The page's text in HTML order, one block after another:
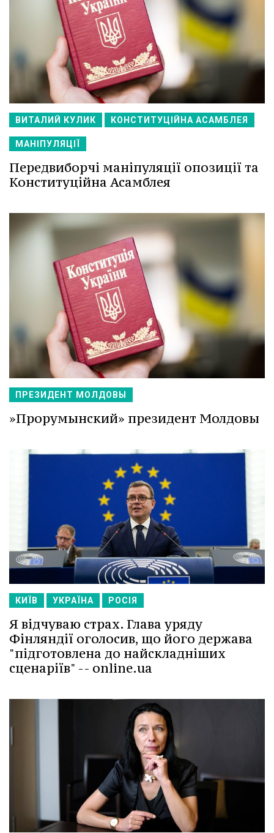
ВИТАЛИЙ КУЛИК КОНСТИТУЦІЙНА АСАМБЛЕЯ
МАНІПУЛЯЦІЇ
Передвиборчі маніпуляції опозиції та
Конституційна Асамблея
ПРЕЗИДЕНТ МОЛДОВЫ
»Прорумынский» президент Молдовы
КИЇВ УКРАЇНА РОСІЯ
Я відчуваю страх. Глава уряду
Фінляндії оголосив, що його держава
"підготовлена до найскладніших
сценаріїв" -- online.ua